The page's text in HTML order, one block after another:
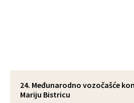
24. Međunarodno vozočašće konjskih zaprega u
Mariju Bistricu